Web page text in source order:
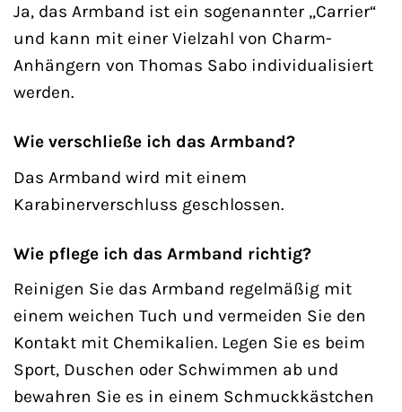
Ja, das Armband ist ein sogenannter „Carrier“
und kann mit einer Vielzahl von Charm-
Anhängern von Thomas Sabo individualisiert
werden.
Wie verschließe ich das Armband?
Das Armband wird mit einem
Karabinerverschluss geschlossen.
Wie pflege ich das Armband richtig?
Reinigen Sie das Armband regelmäßig mit
einem weichen Tuch und vermeiden Sie den
Kontakt mit Chemikalien. Legen Sie es beim
Sport, Duschen oder Schwimmen ab und
bewahren Sie es in einem Schmuckkästchen